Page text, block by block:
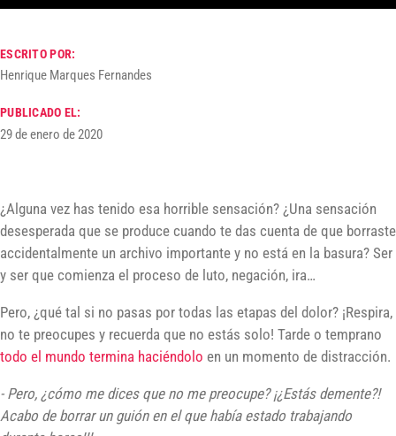
ESCRITO POR:
Henrique Marques Fernandes
PUBLICADO EL:
29 de enero de 2020
¿Alguna vez has tenido esa horrible sensación? ¿Una sensación
desesperada que se produce cuando te das cuenta de que borraste
accidentalmente un archivo importante y no está en la basura? Ser
y ser que comienza el proceso de luto, negación, ira…
Pero, ¿qué tal si no pasas por todas las etapas del dolor? ¡Respira,
no te preocupes y recuerda que no estás solo! Tarde o temprano
todo el mundo termina haciéndolo en un momento de distracción.
- Pero, ¿cómo me dices que no me preocupe? ¡¿Estás demente?!
Acabo de borrar un guión en el que había estado trabajando